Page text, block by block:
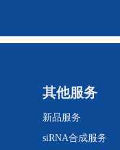
其他服务
新品服务
siRNA合成服务